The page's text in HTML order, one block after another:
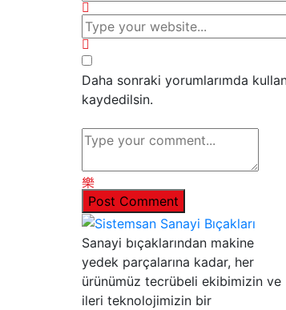
Daha sonraki yorumlarımda
kaydedilsin.
Sanayi bıçaklarından makine
yedek parçalarına kadar, her
ürünümüz tecrübeli ekibimizin ve
ileri teknolojimizin bir